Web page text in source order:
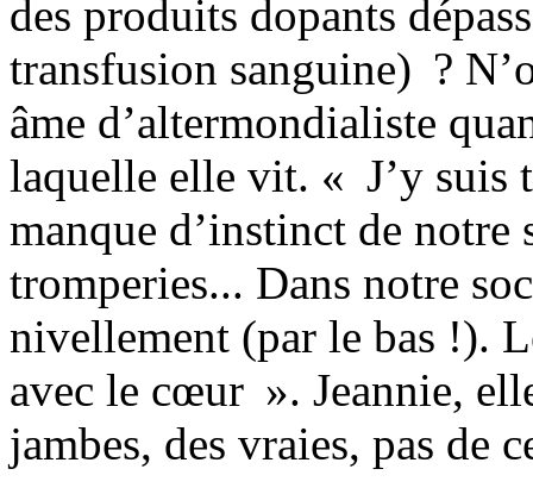
des produits dopants
transfusion sanguine) ?
âme d’altermondialiste
laquelle elle vit. « J’y suis
manque d’instinct de notre
tromperies... Dans notre
nivellement (par le bas !).
avec le cœur ». Jeannie,
jambes, des vraies, pas de